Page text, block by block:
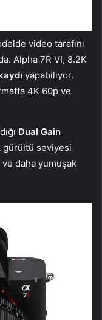
video tarafını
Alpha 7R VI, 8.2K
yapabiliyor.
4K 60p ve
Dual Gain
seviyesi
daha yumuşak